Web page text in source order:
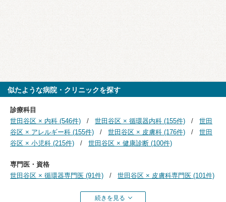
似たような病院・クリニックを探す
診療科目
世田谷区 × 内科 (546件)
世田谷区 × 循環器内科 (155件)
世田
谷区 × アレルギー科 (155件)
世田谷区 × 皮膚科 (176件)
世田
谷区 × 小児科 (215件)
世田谷区 × 健康診断 (100件)
専門医・資格
世田谷区 × 循環器専門医 (91件)
世田谷区 × 皮膚科専門医 (101件)
続きを見る